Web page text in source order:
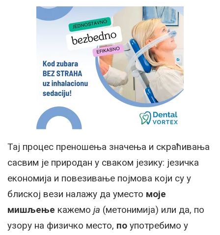
Тај процес преношења значења и скраћивања
сасвим је природан у сваком језику: језичка
економија и повезивање појмова који су у
блиској вези налажу да уместо моје
мишљење кажемо ја (метонимија) или да, по
узору на физичко место, по употребимо у